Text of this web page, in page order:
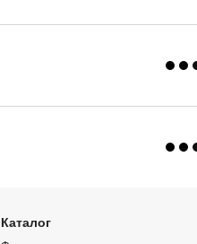
Каталог